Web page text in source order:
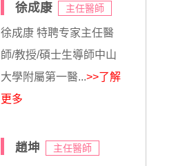
徐成康 主任醫師
徐成康 特聘专家主任醫
師/教授/碩士生導師中山
大學附屬第一醫...>>了解
更多
趙坤 主任醫師